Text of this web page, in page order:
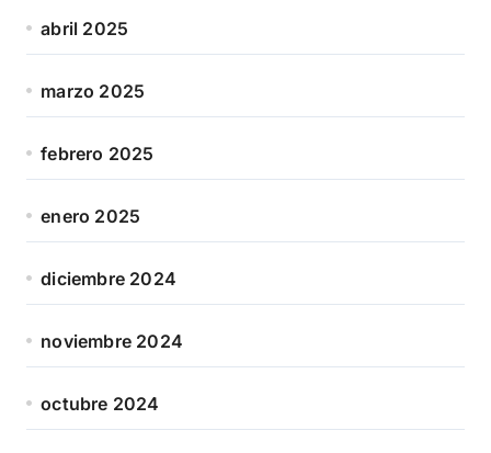
abril 2025
marzo 2025
febrero 2025
enero 2025
diciembre 2024
noviembre 2024
octubre 2024